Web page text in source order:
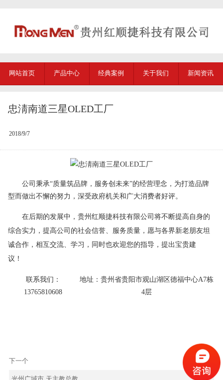
网站首页 产品中心 经典案例 关于我们 新闻资讯
忠淸南道三星OLED工厂
2018/9/7
公司秉承“质量筑品牌，服务创未来”的经营理念，为打造品牌
型而做出不懈的努力，深受政府机关和广大消费者好评。
在后期的发展中， 贵州红顺捷科技有限公司 将不断提高自身的
综合实力，提高公司的社会信誉、服务质量，愿与各界新老朋友坦
诚合作，相互交流、学习，同时也欢迎您的指导，提出宝贵建
议！
联系我们 ：
13765810608
地址 ： 贵州省贵阳市观山湖区德福中心A7栋
4层
下一个